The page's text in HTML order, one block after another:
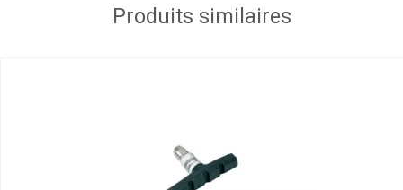
Produits similaires